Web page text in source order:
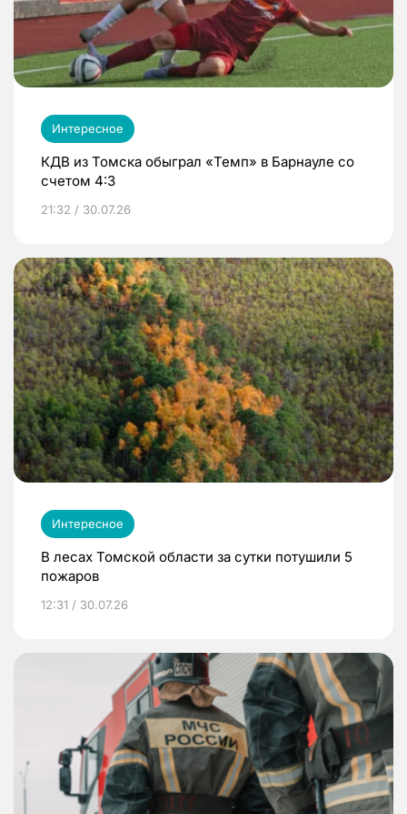
Интересное
КДВ из Томска обыграл «Темп» в Барнауле со
счетом 4:3
21:32 / 30.07.26
Интересное
В лесах Томской области за сутки потушили 5
пожаров
12:31 / 30.07.26